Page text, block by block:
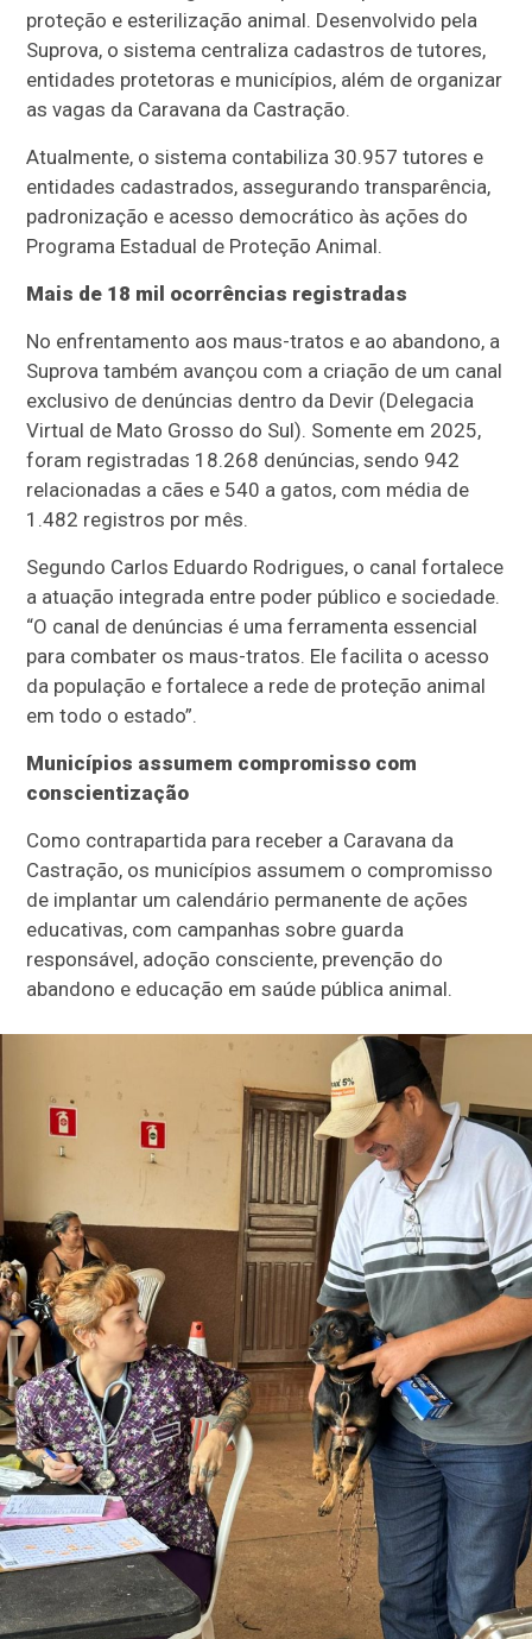
proteção e esterilização animal. Desenvolvido pela
Suprova, o sistema centraliza cadastros de tutores,
entidades protetoras e municípios, além de organizar
as vagas da Caravana da Castração.
Atualmente, o sistema contabiliza 30.957 tutores e
entidades cadastrados, assegurando transparência,
padronização e acesso democrático às ações do
Programa Estadual de Proteção Animal.
Mais de 18 mil ocorrências registradas
No enfrentamento aos maus-tratos e ao abandono, a
Suprova também avançou com a criação de um canal
exclusivo de denúncias dentro da Devir (Delegacia
Virtual de Mato Grosso do Sul). Somente em 2025,
foram registradas 18.268 denúncias, sendo 942
relacionadas a cães e 540 a gatos, com média de
1.482 registros por mês.
Segundo Carlos Eduardo Rodrigues, o canal fortalece
a atuação integrada entre poder público e sociedade.
“O canal de denúncias é uma ferramenta essencial
para combater os maus-tratos. Ele facilita o acesso
da população e fortalece a rede de proteção animal
em todo o estado”.
Municípios assumem compromisso com
conscientização
Como contrapartida para receber a Caravana da
Castração, os municípios assumem o compromisso
de implantar um calendário permanente de ações
educativas, com campanhas sobre guarda
responsável, adoção consciente, prevenção do
abandono e educação em saúde pública animal.